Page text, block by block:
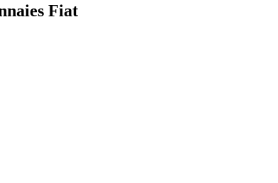
Fiat